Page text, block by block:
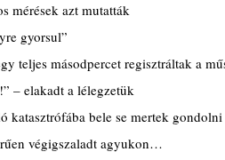
mérések azt mutatták
gyorsul”
teljes másodpercet regisztráltak a
– elakadt a lélegzetük
katasztrófába bele se mertek gondolni
végigszaladt agyukon…